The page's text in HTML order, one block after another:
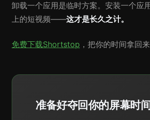
卸载一个应用是临时方案。安装一个应
上的短视频——这才是长久之计。
免费下载Shortstop ，把你的时间拿回来
准备好夺回你的屏幕时